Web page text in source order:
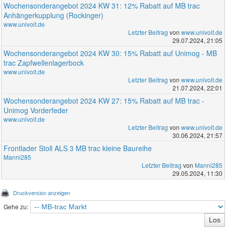
Wochensonderangebot 2024 KW 31: 12% Rabatt auf MB trac
Anhängerkupplung (Rockinger)
www.univoit.de
Letzter Beitrag von www.univoit.de
29.07.2024, 21:05
Wochensonderangebot 2024 KW 30: 15% Rabatt auf Unimog - MB
trac Zapfwellenlagerbock
www.univoit.de
Letzter Beitrag von www.univoit.de
21.07.2024, 22:01
Wochensonderangebot 2024 KW 27: 15% Rabatt auf MB trac -
Unimog Vorderfeder
www.univoit.de
Letzter Beitrag von www.univoit.de
30.06.2024, 21:57
Frontlader Stoll ALS 3 MB trac kleine Baureihe
Manni285
Letzter Beitrag von Manni285
29.05.2024, 11:30
Druckversion anzeigen
Gehe zu: